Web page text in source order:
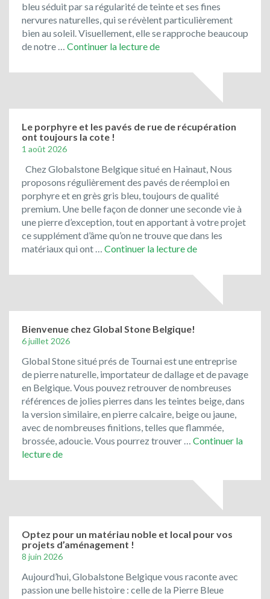
bleu séduit par sa régularité de teinte et ses fines
nervures naturelles, qui se révèlent particulièrement
bien au soleil. Visuellement, elle se rapproche beaucoup
de notre … Continuer la lecture deToujours
promotion
bleu
du
Le porphyre et les pavés de rue de récupération
ont toujours la cote !
1 août 2026
Chez Globalstone Belgique situé en Hainaut, Nous
proposons régulièrement des pavés de réemploi en
porphyre et en grès gris bleu, toujours de qualité
premium. Une belle façon de donner une seconde vie à
une pierre d’exception, tout en apportant à votre projet
ce supplément d’âme qu’on ne trouve que dans les
matériaux qui ont … Continuer la lecture deLe
les
pavés
de
ont
toujours
la
cote
!
Bienvenue chez Global Stone Belgique!
6 juillet 2026
Global Stone situé prés de Tournai est une entreprise
de pierre naturelle, importateur de dallage et de pavage
en Belgique. Vous pouvez retrouver de nombreuses
références de jolies pierres dans les teintes beige, dans
la version similaire, en pierre calcaire, beige ou jaune,
avec de nombreuses finitions, telles que flammée,
brossée, adoucie. Vous pourrez trouver … Continuer la
lecture deBienvenue
Global
Optez pour un matériau noble et local pour vos
projets d’aménagement !
8 juin 2026
Aujourd’hui, Globalstone Belgique vous raconte avec
passion une belle histoire : celle de la Pierre Bleue